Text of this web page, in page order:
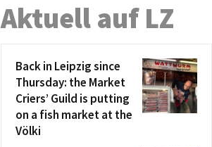
Aktuell auf LZ
Back in Leipzig since
Thursday: the Market
Criers’ Guild is putting
on a fish market at the
Völki